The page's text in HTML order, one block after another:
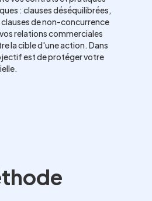
: clauses déséquilibrées,
de non-concurrence
relations commerciales
la cible d'une action. Dans
est de protéger votre